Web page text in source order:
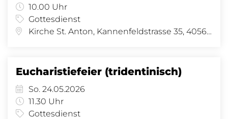
10.00 Uhr
Gottesdienst
Kirche St. Anton, Kannenfeldstrasse 35, 4056 Basel
Eucharistiefeier (tridentinisch)
So. 24.05.2026
11.30 Uhr
Gottesdienst